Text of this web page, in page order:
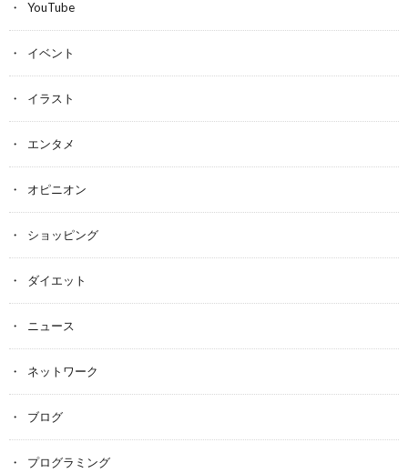
YouTube
イベント
イラスト
エンタメ
オピニオン
ショッピング
ダイエット
ニュース
ネットワーク
ブログ
プログラミング